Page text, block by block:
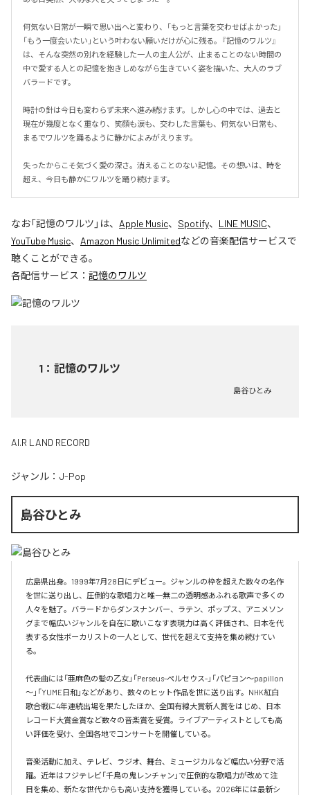
何気ない日常が一瞬で思い出へと変わり、「もっと言葉を交わせばよかった」
「もう一度会いたい」という叶わない願いだけが心に残る。『記憶のワルツ』
は、そんな突然の別れを経験した一人の主人公が、止まることのない時間の
中で愛する人との記憶を抱きしめながら生きていく姿を描いた、大人のラブ
バラードです。
時計の針は今日も変わらず未来へ進み続けます。しかし心の中では、過去と
現在が幾度となく重なり、笑顔も涙も、交わした言葉も、何気ない日常も、
まるでワルツを踊るように静かによみがえります。
失ったからこそ気づく愛の深さ。消えることのない記憶。その想いは、時を
超え、今日も静かにワルツを踊り続けます。
なお「記憶のワルツ 」は、 Apple Music、 Spotify、 LINE MUSIC、
YouTube Music、 Amazon Music Unlimitedなどの音楽配信サービスで
聴くことができる。
各配信サービス： 記憶のワルツ
1 ： 記憶のワルツ
島谷ひとみ
AI.R LAND RECORD
ジャンル： J-Pop
島谷ひとみ
広島県出身。1999年7月28日にデビュー。ジャンルの枠を超えた数々の名作
を世に送り出し、圧倒的な歌唱力と唯一無二の透明感あふれる歌声で多くの
人々を魅了。バラードからダンスナンバー、ラテン、ポップス、アニメソン
グまで幅広いジャンルを自在に歌いこなす表現力は高く評価され、日本を代
表する女性ボーカリストの一人として、世代を超えて支持を集め続けてい
る。
代表曲には「亜麻色の髪の乙女」「Perseus-ペルセウス-」「パピヨン～papillon
～」「YUME日和」などがあり、数々のヒット作品を世に送り出す。NHK紅白
歌合戦に4年連続出場を果たしたほか、全国有線大賞新人賞をはじめ、日本
レコード大賞金賞など数々の音楽賞を受賞。ライブアーティストとしても高
い評価を受け、全国各地でコンサートを開催している。
音楽活動に加え、テレビ、ラジオ、舞台、ミュージカルなど幅広い分野で活
躍。近年はフジテレビ「千鳥の鬼レンチャン」で圧倒的な歌唱力が改めて注
目を集め、新たな世代からも高い支持を獲得している。2026年には最新シ